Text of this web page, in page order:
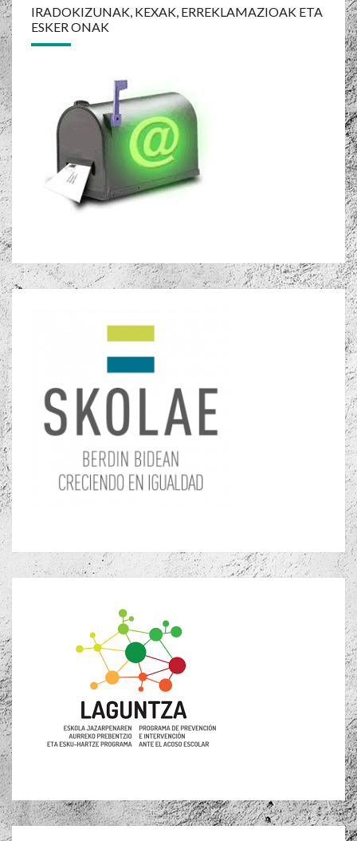
navigation
IRADOKIZUNAK, KEXAK, ERREKLAMAZIOAK ETA
ESKER ONAK